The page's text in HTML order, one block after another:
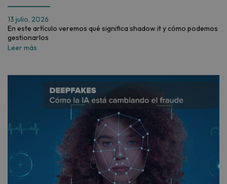
13 julio, 2026
En este artículo veremos qué significa shadow it y cómo podemos
gestionarlos
Leer más